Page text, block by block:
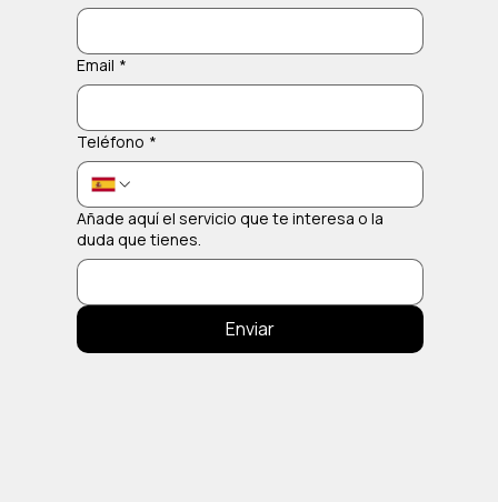
Email *
Teléfono *
Añade aquí el servicio que te interesa o la
duda que tienes.
Enviar